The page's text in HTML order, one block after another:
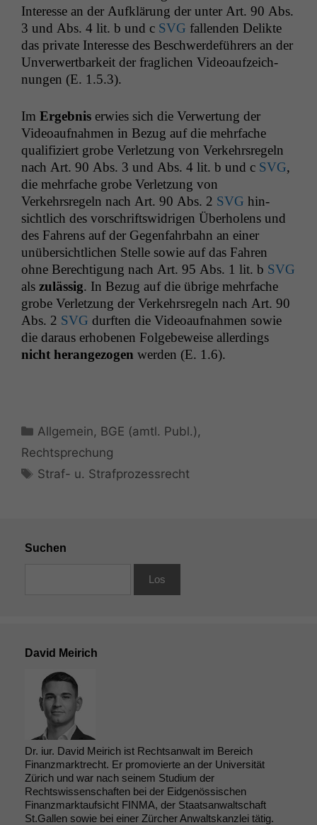
Inter­esse an der Aufk­lärung der unter Art. 90 Abs.
3 und Abs. 4 lit. b und c SVG fal­l­en­den Delik­te
das pri­vate Inter­esse des Beschw­erde­führers an der
Unver­w­ert­barkeit der fraglichen Videoaufze­ich­
nun­gen (E. 1.5.3).
Im Ergeb­nis erwies sich die Ver­w­er­tung der
Videoauf­nah­men in Bezug auf die mehrfache
qual­i­fiziert grobe Ver­let­zung von Verkehrsregeln
nach Art. 90 Abs. 3 und Abs. 4 lit. b und c SVG,
die mehrfache grobe Ver­let­zung von
Verkehrsregeln nach Art. 90 Abs. 2 SVG hin­
sichtlich des vorschriftswidri­gen Über­holens und
des Fahrens auf der Gegen­fahrbahn an ein­er
unüber­sichtlichen Stelle sowie auf das Fahren
ohne Berech­ti­gung nach Art. 95 Abs. 1 lit. b SVG
als zuläs­sig. In Bezug auf die übrige mehrfache
grobe Ver­let­zung der Verkehrsregeln nach Art. 90
Abs. 2 SVG durften die Videoauf­nah­men sowie
die daraus erhobe­nen Fol­ge­be­weise allerd­ings
nicht herange­zo­gen wer­den (E. 1.6).
Kategorien
Allgemein, BGE (amtl. Publ.) ,
Rechtsprechung
Schlagwörter
Straf- u. Strafprozessrecht
Suchen
David Meirich
Dr. iur. David Meirich ist Rechtsanwalt im Bereich
Finanzmarktrecht. Er promovierte an der Universität
Zürich und war nach seinem Studium der
Rechtswissenschaften bei der Eidgenössischen
Finanzmarktaufsicht FINMA, der Staatsanwaltschaft
St.Gallen sowie bei einer Zürcher Anwaltskanzlei tätig.
Website
korrekt
angezeigt
werden kann.